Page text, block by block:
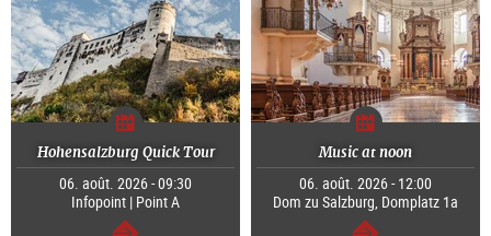
Hohensalzburg Quick Tour
06. août. 2026 - 09:30
Infopoint | Point A
Music at noon
06. août. 2026 - 12:00
Dom zu Salzburg, Domplatz 1a